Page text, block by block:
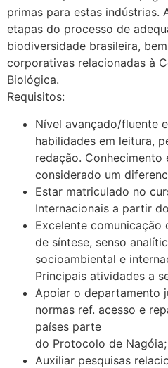
primas para estas indústrias.
etapas do processo de
biodiversidade brasileira,
corporativas relacionadas à
Biológica.
Requisitos:
Nível avançado/fluente
habilidades em leitura,
redação. Conhecimento
considerado um
Estar matriculado no
Internacionais a partir
Excelente
de síntese, senso
socioambiental e
Principais atividades a
Apoiar o departamento
normas ref. acesso e
países parte
do Protocolo de Nagóia;
Auxiliar pesquisas